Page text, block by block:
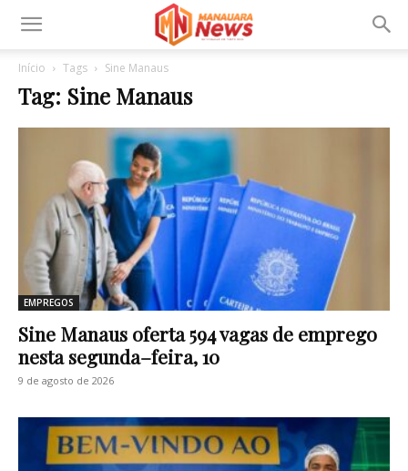
Início Tags Sine Manaus
Tag: Sine Manaus
EMPREGOS
Sine Manaus oferta 594 vagas de emprego
nesta segunda–feira, 10
9 de agosto de 2026